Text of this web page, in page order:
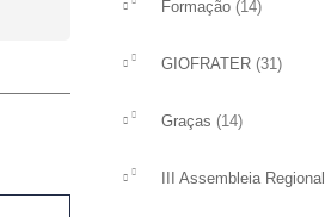
Formação (14)
GIOFRATER (31)
Graças (14)
III Assembleia Regional